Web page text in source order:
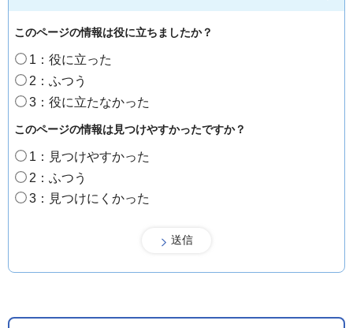
このページの情報は役に立ちましたか？
1：役に立った
2：ふつう
3：役に立たなかった
このページの情報は見つけやすかったですか？
1：見つけやすかった
2：ふつう
3：見つけにくかった